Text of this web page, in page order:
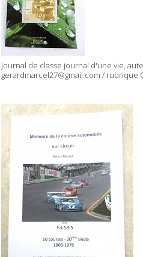
Journal de classe journal d'une vie,
gerardmarcel27@gmail.com / rubrique